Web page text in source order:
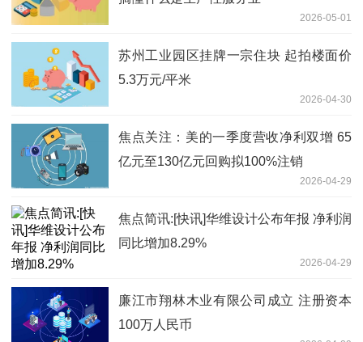
2026-05-01
苏州工业园区挂牌一宗住块 起拍楼面价
5.3万元/平米
2026-04-30
焦点关注：美的一季度营收净利双增 65
亿元至130亿元回购拟100%注销
2026-04-29
焦点简讯:[快讯]华维设计公布年报 净利润
同比增加8.29%
2026-04-29
廉江市翔林木业有限公司成立 注册资本
100万人民币